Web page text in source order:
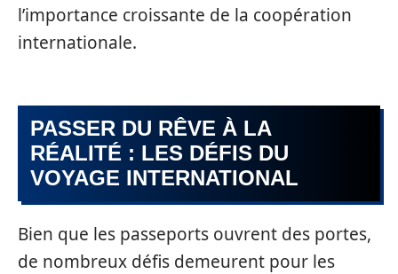
l’importance croissante de la coopération
internationale.
PASSER DU RÊVE À LA
RÉALITÉ : LES DÉFIS DU
VOYAGE INTERNATIONAL
Bien que les passeports ouvrent des portes,
de nombreux défis demeurent pour les